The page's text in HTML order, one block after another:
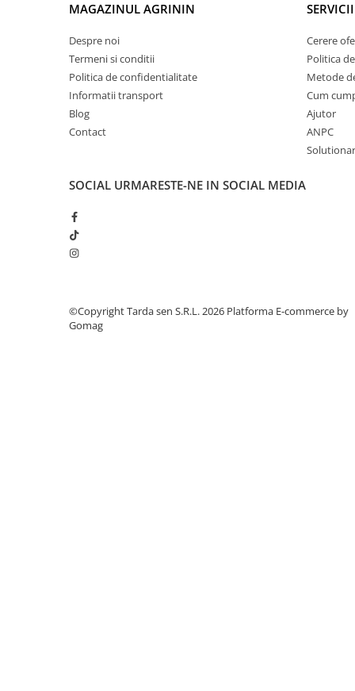
Consumabile motofierastrau
Demarouri drujba
Discuri debitare
Fierastraie manuale
Fire motocoasa
Hranitoare/ Adapatoare
MAGAZINUL AGRININ
Despre noi
Termeni si conditii
Politica de confidentialitate
Informatii transport
Blog
Contact
Cerere
Politica
Metode
Cum
Ajutor
ANPC
SOCIAL URMARESTE-NE IN SOCIAL MEDIA
©Copyright Tarda sen S.R.L. 2026 Platforma E-commerce by
Gomag